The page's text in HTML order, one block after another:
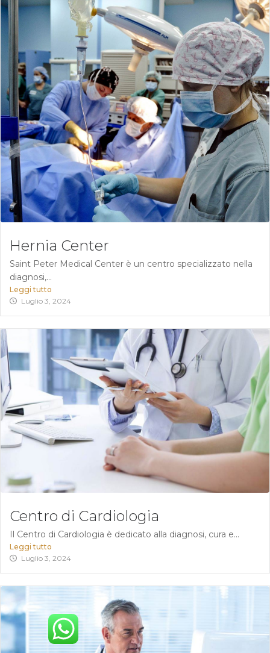
Hernia Center
Saint Peter Medical Center è un centro specializzato nella
diagnosi,...
Leggi tutto
Luglio 3, 2024
Centro di Cardiologia
Il Centro di Cardiologia è dedicato alla diagnosi, cura e...
Leggi tutto
Luglio 3, 2024